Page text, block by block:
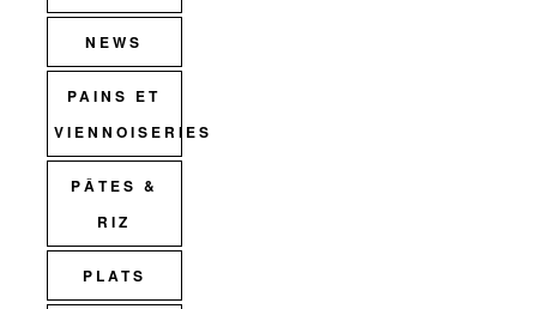
NEWS
PAINS ET
VIENNOISERIES
PÂTES &
RIZ
PLATS